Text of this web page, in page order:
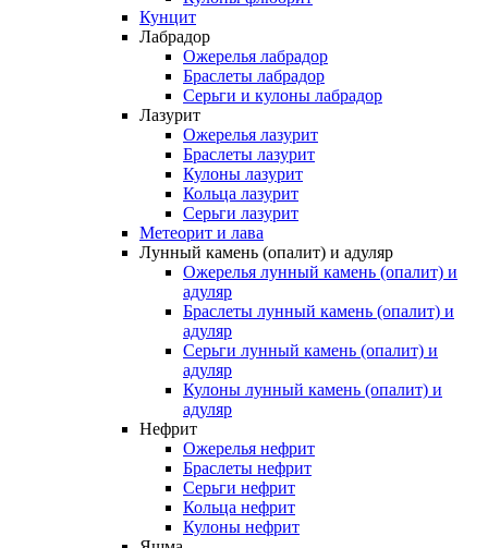
Кунцит
Лабрадор
Ожерелья лабрадор
Браслеты лабрадор
Серьги и кулоны лабрадор
Лазурит
Ожерелья лазурит
Браслеты лазурит
Кулоны лазурит
Кольца лазурит
Серьги лазурит
Метеорит и лава
Лунный камень (опалит) и адуляр
Ожерелья лунный камень (опалит) и
адуляр
Браслеты лунный камень (опалит) и
адуляр
Серьги лунный камень (опалит) и
адуляр
Кулоны лунный камень (опалит) и
адуляр
Нефрит
Ожерелья нефрит
Браслеты нефрит
Серьги нефрит
Кольца нефрит
Кулоны нефрит